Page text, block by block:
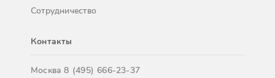
Сотрудничество
Контакты
Москва8 (495) 666-23-37